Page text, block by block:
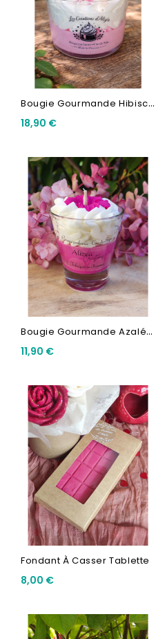
B
Ougie Gourmande Hibiscus
18,90 €
B
Ougie Gourmande Azalée Du...
11,90 €
Fondant À Casser Tablette
8,00 €